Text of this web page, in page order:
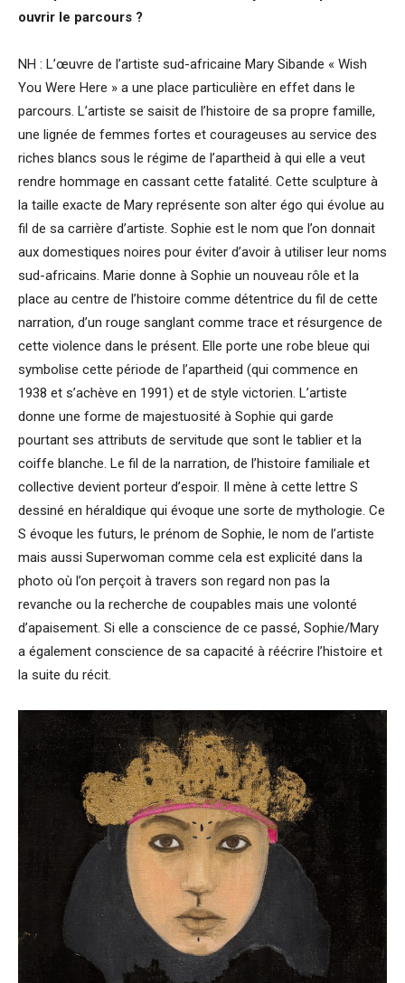
ouvrir le parcours ?
NH : L’œuvre de l’artiste sud-africaine Mary Sibande « Wish
You Were Here » a une place particulière en effet dans le
parcours. L’artiste se saisit de l’histoire de sa propre famille,
une lignée de femmes fortes et courageuses au service des
riches blancs sous le régime de l’apartheid à qui elle a veut
rendre hommage en cassant cette fatalité. Cette sculpture à
la taille exacte de Mary représente son alter égo qui évolue au
fil de sa carrière d’artiste. Sophie est le nom que l’on donnait
aux domestiques noires pour éviter d’avoir à utiliser leur noms
sud-africains. Marie donne à Sophie un nouveau rôle et la
place au centre de l’histoire comme détentrice du fil de cette
narration, d’un rouge sanglant comme trace et résurgence de
cette violence dans le présent. Elle porte une robe bleue qui
symbolise cette période de l’apartheid (qui commence en
1938 et s’achève en 1991) et de style victorien. L’artiste
donne une forme de majestuosité à Sophie qui garde
pourtant ses attributs de servitude que sont le tablier et la
coiffe blanche. Le fil de la narration, de l’histoire familiale et
collective devient porteur d’espoir. Il mène à cette lettre S
dessiné en héraldique qui évoque une sorte de mythologie. Ce
S évoque les futurs, le prénom de Sophie, le nom de l’artiste
mais aussi Superwoman comme cela est explicité dans la
photo où l’on perçoit à travers son regard non pas la
revanche ou la recherche de coupables mais une volonté
d’apaisement. Si elle a conscience de ce passé, Sophie/Mary
a également conscience de sa capacité à réécrire l’histoire et
la suite du récit.